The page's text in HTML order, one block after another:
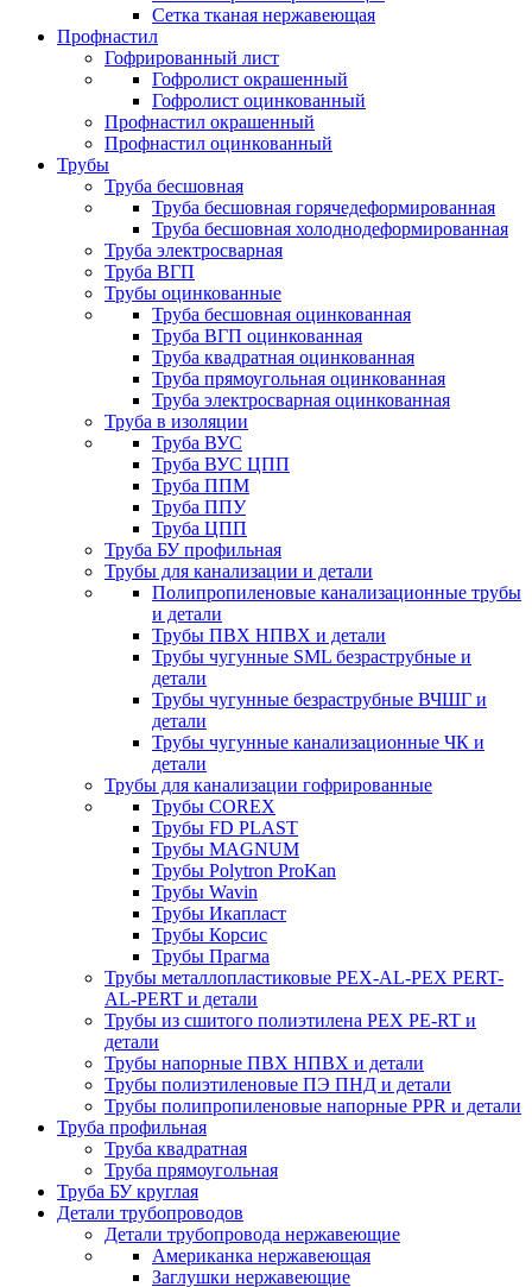
Сетка тканая нержавеющая
Профнастил
Гофрированный лист
Гофролист окрашенный
Гофролист оцинкованный
Профнастил окрашенный
Профнастил оцинкованный
Трубы
Труба бесшовная
Труба бесшовная горячедеформированная
Труба бесшовная холоднодеформированная
Труба электросварная
Труба ВГП
Трубы оцинкованные
Труба бесшовная оцинкованная
Труба ВГП оцинкованная
Труба квадратная оцинкованная
Труба прямоугольная оцинкованная
Труба электросварная оцинкованная
Труба в изоляции
Труба ВУС
Труба ВУС ЦПП
Труба ППМ
Труба ППУ
Труба ЦПП
Труба БУ профильная
Трубы для канализации и детали
Полипропиленовые канализационные трубы
и детали
Трубы ПВХ НПВХ и детали
Трубы чугунные SML безраструбные и
детали
Трубы чугунные безраструбные ВЧШГ и
детали
Трубы чугунные канализационные ЧК и
детали
Трубы для канализации гофрированные
Трубы COREX
Трубы FD PLAST
Трубы MAGNUM
Трубы Polytron ProKan
Трубы Wavin
Трубы Икапласт
Трубы Корсис
Трубы Прагма
Трубы металлопластиковые PEX-AL-PEX PERT-
AL-PERT и детали
Трубы из сшитого полиэтилена PEX PE-RT и
детали
Трубы напорные ПВХ НПВХ и детали
Трубы полиэтиленовые ПЭ ПНД и детали
Трубы полипропиленовые напорные PPR и детали
Труба профильная
Труба квадратная
Труба прямоугольная
Труба БУ круглая
Детали трубопроводов
Детали трубопровода нержавеющие
Американка нержавеющая
Заглушки нержавеющие